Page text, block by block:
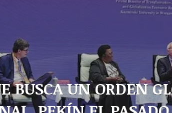
BUSCA UN ORDEN